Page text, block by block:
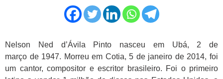
Nelson Ned d’Ávila Pinto nasceu em Ubá, 2 de
março de 1947. Morreu em Cotia, 5 de janeiro de 2014, foi
um cantor, compositor e escritor brasileiro. Foi o primeiro